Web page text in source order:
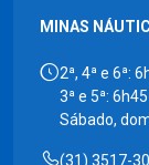
MINAS
2ª, 4ª e 6ª:
3ª e 5ª:
Sábado,
(31) 3517-